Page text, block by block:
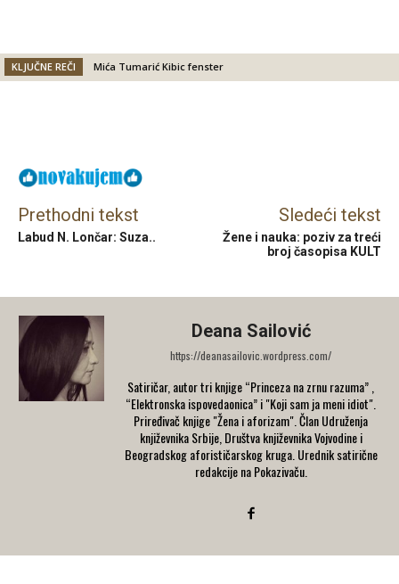
KLJUČNE REČI Mića Tumarić Kibic fenster
Prethodni tekst
Labud N. Lončar: Suza..
Sledeći tekst
Žene i nauka: poziv za treći
broj časopisa KULT
Deana Sailović
https://deanasailovic.wordpress.com/
Satiričar, autor tri knjige “Princeza na zrnu razuma” ,
“Elektronska ispovedaonica” i "Koji sam ja meni idiot".
Priređivač knjige "Žena i aforizam". Član Udruženja
književnika Srbije, Društva književnika Vojvodine i
Beogradskog aforističarskog kruga. Urednik satirične
redakcije na Pokazivaču.